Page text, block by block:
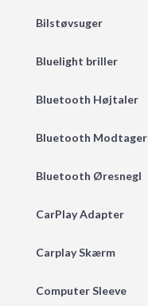
Bilstøvsuger
Bluelight briller
Bluetooth Højtaler
Bluetooth Modtager
Bluetooth Øresnegl
CarPlay Adapter
Carplay Skærm
Computer Sleeve